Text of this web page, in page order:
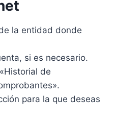
la entidad donde
si es necesario.
de
para la que deseas